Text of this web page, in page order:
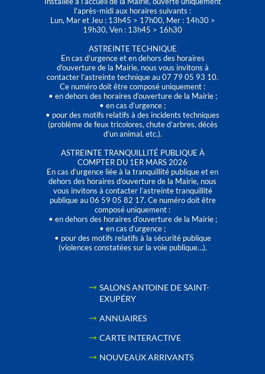
l'après-midi aux horaires suivants :
Lun, Mar et Jeu : 13h45 > 17h00, Mer : 14h30 >
19h30, Ven : 13h45 > 16h30
ASTREINTE TECHNIQUE
En cas d’urgence et en dehors des horaires
d'ouverture de la Mairie, nous vous invitons à
contacter l’astreinte technique au 07 79 05 93 10.
Ce numéro doit être composé uniquement :
• en dehors des horaires d’ouverture de la Mairie ;
• en cas d’urgence ;
• pour des motifs relatifs à des incidents techniques
(problème de feux tricolores, chute d’arbres, décès
d’un animal, etc.).
ASTREINTE TRANQUILLITÉ PUBLIQUE À
COMPTER DU 1ER MARS 2026
En cas d’urgence liée à la tranquillité publique et en
dehors des horaires d'ouverture de la Mairie, nous
vous invitons à contacter l’astreinte tranquillité
publique au 06 59 05 82 17. Ce numéro doit être
composé uniquement :
• en dehors des horaires d’ouverture de la Mairie ;
• en cas d’urgence ;
• pour des motifs relatifs à la sécurité publique
(violences constatées sur la voie publique…).
SALONS ANTOINE DE SAINT-
EXUPÉRY
ANNUAIRES
CARTE INTERACTIVE
NOUVEAUX ARRIVANTS